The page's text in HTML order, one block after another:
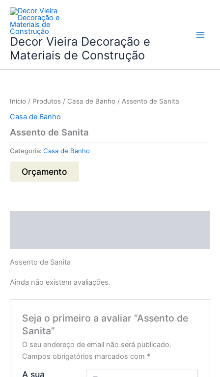
Skip
content
Decor Vieira Decoração e
Materiais de Construção
Início / Produtos / Casa de Banho / Assento de Sanita
Casa de Banho
Assento de Sanita
Categoria: Casa de Banho
Orçamento
Assento de Sanita
Ainda não existem avaliações.
Seja o primeiro a avaliar “Assento de
Sanita”
O seu endereço de email não será publicado.
Campos obrigatórios marcados com *
A sua